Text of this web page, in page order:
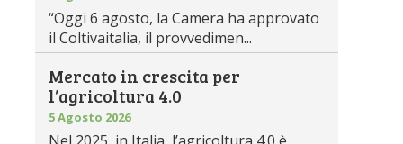
“Oggi 6 agosto, la Camera ha approvato
il Coltivaitalia, il provvedimen...
Mercato in crescita per
l’agricoltura 4.0
5 Agosto 2026